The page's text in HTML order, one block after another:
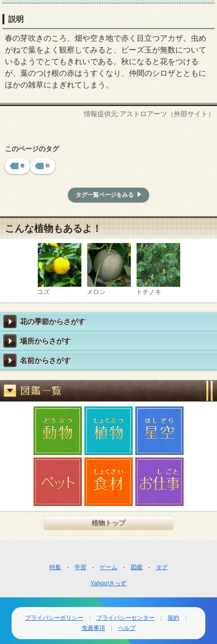
説明
春の芽吹きのころ、畑や空き地で赤く目立つアカザ。虫め
がねで葉をよく観察してみると、ビーズ玉が無数について
いるようでとてもきれいである。秋になると花をつける
が、葉のつけ根の赤はうすくなり、仲間のシロザとともに
ほかの雑草にまぎれてしまう。
情報提供元:アストロアーツ （外部サイト）
このページのタグ
春 秋
タグ一覧ページをみる
こんな植物もあるよ！
ユズ メロン トチノキ
花の季節からさがす
場所からさがす
名前からさがす
植物トップ
ー
ナ
ビ
特集 学習 ゲーム 図鑑 タグ
Yahoo!きっず
プライバシーポリシー プライバシーセンター
規約
免責事項
ヘルプ